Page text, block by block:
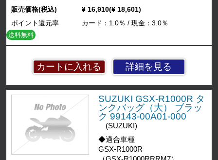
詳細を見る
販売価格(税込)
¥ 16,910(¥ 18,601)
ポイント還元率
カード：1.0％ / 現金：3.0％
送料無料
SUZUKI GSX-R1000R タ
ンクバッグ（大） ブラッ
ク 99143-00A01-000
(SUZUKI)
◆適合車種
GSX-R1000R